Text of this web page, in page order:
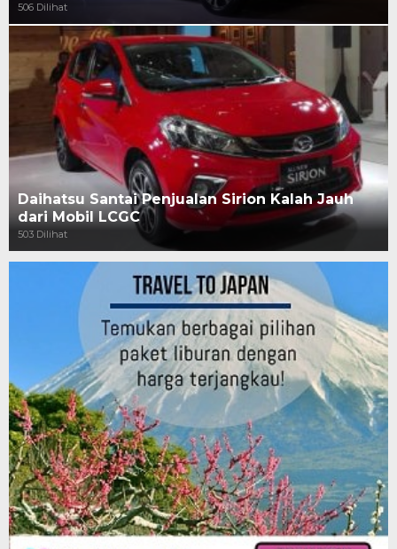
506 Dilihat
Daihatsu Santai Penjualan Sirion Kalah Jauh
dari Mobil LCGC
503 Dilihat